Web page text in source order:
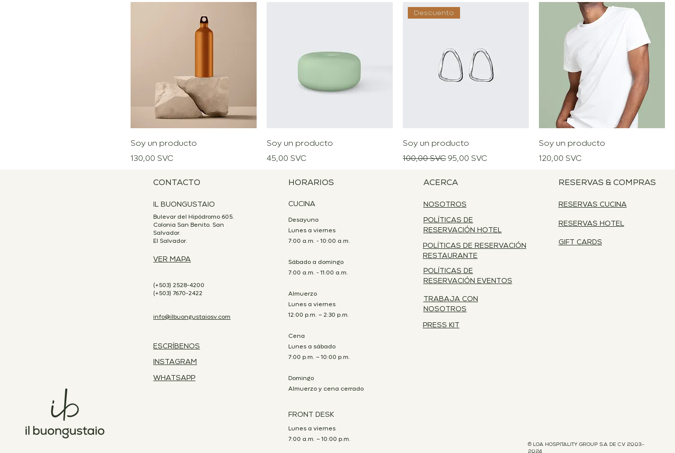
Soy un producto
Precio
130,00 SVC
Soy un producto
Precio
45,00 SVC
Descuento
Soy un producto
Precio
100,00 SVCPrecio de oferta
95,00 SVC
Soy un producto
Precio
120,00 SVC
CONTACTO
IL BUONGUSTAIO
Bulevar del Hipódromo 605.
Colonia San Benito. San
Salvador.
El Salvador.
VER MAPA
(+503) 2528-4200
(+503) 7670-2422
info@ilbuongustaiosv.com
ESCRÍBENOS
INSTAGRAM
WHATSAPP
HORARIOS
CUCINA
Desayuno
Lunes a viernes
7:00 a.m. - 10:00 a.m.
Sábado a domingo
7:00 a.m. - 11:00 a.m.
Almuerzo
Lunes a viernes
12:00 p.m. – 2:30 p.m.
Cena
Lunes a sábado
7:00 p.m. – 10:00 p.m.
Domingo
Almuerzo y cena cerrado
FRONT DESK
Lunes a viernes
7:00 a.m. – 10:00 p.m.
ACERCA
NOSOTROS
POLÍTICAS DE
RESERVACIÓN HOTEL
POLÍTICAS DE RESERVACIÓN
RESTAURANTE
POLÍTICAS DE
RESERVACIÓN EVENTOS
TRABAJA CON
NOSOTROS
PRESS KIT
RESERVAS & COMPRAS
RESERVAS CUCINA
RESERVAS HOTEL
GIFT CARDS
© LOA HOSPITALITY GROUP S.A DE C.V 2003-
2024